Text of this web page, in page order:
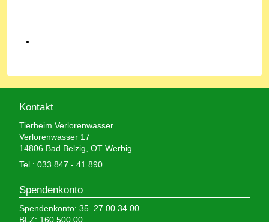
Kontakt
Tierheim Verlorenwasser
Verlorenwasser 17
14806 Bad Belzig, OT Werbig
Tel.: 033 847 - 41 890
Spendenkonto
Spendenkonto: 35 27 00 34 00
BLZ: 160 500 00